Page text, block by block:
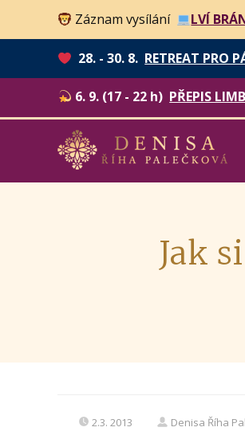
Záznam vysílání LVÍ
28. - 30. 8. RETREAT PRO
6. 9. (17 - 22 h) PŘEPIS
Jak
2.3. 2013 Denisa Říha